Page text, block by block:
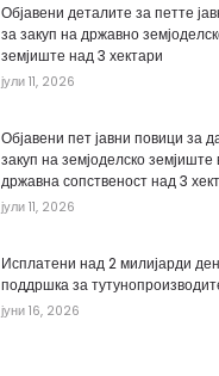
Објавени деталите за петте
за закуп на државно
земјиште над 3 хектари
јули 11, 2026
Објавени пет јавни повици за
закуп на земјоделско земјиште
државна сопственост над 3
јули 11, 2026
Исплатени над 2 милијарди
поддршка за
јуни 16, 2026